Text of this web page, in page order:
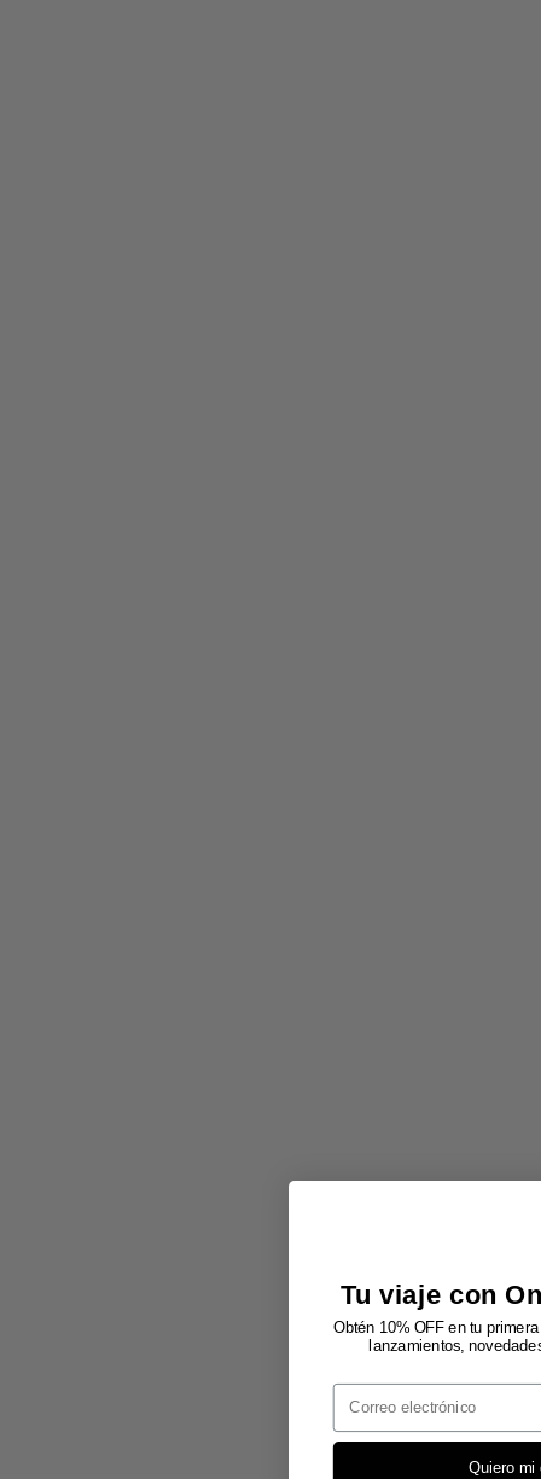
Tu viaje con
Obtén 10% OFF en tu
lanzamientos,
Email
Quiero mi